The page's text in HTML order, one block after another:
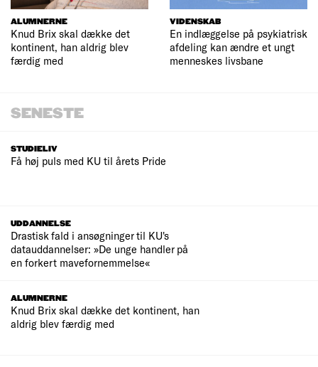
ALUMNERNE
Knud Brix skal dække det
kontinent, han aldrig blev
færdig med
VIDENSKAB
En indlæggelse på psykiatrisk
afdeling kan ændre et ungt
menneskes livsbane
SENESTE
STUDIELIV
Få høj puls med KU til årets Pride
UDDANNELSE
Drastisk fald i ansøgninger til KU's
datauddannelser: »De unge handler på
en forkert mavefornemmelse«
ALUMNERNE
Knud Brix skal dække det kontinent, han
aldrig blev færdig med